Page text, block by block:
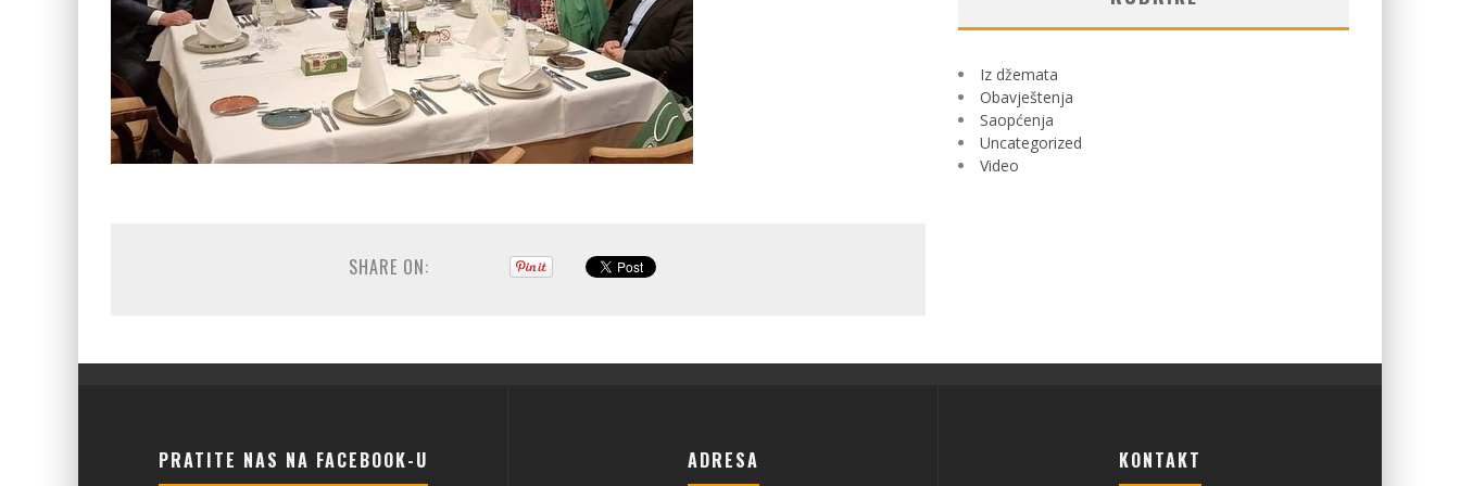
SHARE ON:
Iz džemata
Obavještenja
Saopćenja
Uncategorized
Video
PRATITE NAS NA FACEBOOK-U ADRESA KONTAKT